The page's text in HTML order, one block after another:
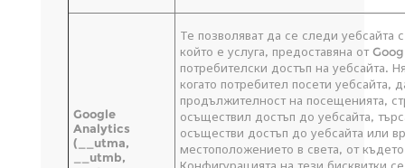
Google
Analytics
(__utma,
__utmb,
Те позволяват да се следи
който е услуга, предоставяна от
потребителски достъп на уебсайта.
когато потребител посети
продължителност на посещенията,
осъществил достъп до уебсайта,
осъществи достъп до уебсайта или
местоположението в света, от